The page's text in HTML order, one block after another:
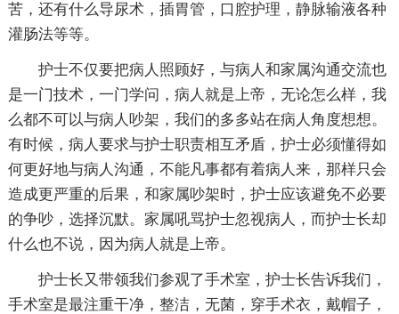
苦，还有什么导尿术，插胃管，口腔护理，静脉输液各种
灌肠法等等。
护士不仅要把病人照顾好，与病人和家属沟通交流也
是一门技术，一门学问，病人就是上帝，无论怎么样，我
么都不可以与病人吵架，我们的多多站在病人角度想想。
有时候，病人要求与护士职责相互矛盾，护士必须懂得如
何更好地与病人沟通，不能凡事都有着病人来，那样只会
造成更严重的后果，和家属吵架时，护士应该避免不必要
的争吵，选择沉默。家属吼骂护士忽视病人，而护士长却
什么也不说，因为病人就是上帝。
护士长又带领我们参观了手术室，护士长告诉我们，
手术室是最注重干净，整洁，无菌，穿手术衣，戴帽子，